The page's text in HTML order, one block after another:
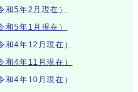
和5年2月現在）
和5年1月現在）
和4年12月現在）
和4年11月現在）
和4年10月現在）